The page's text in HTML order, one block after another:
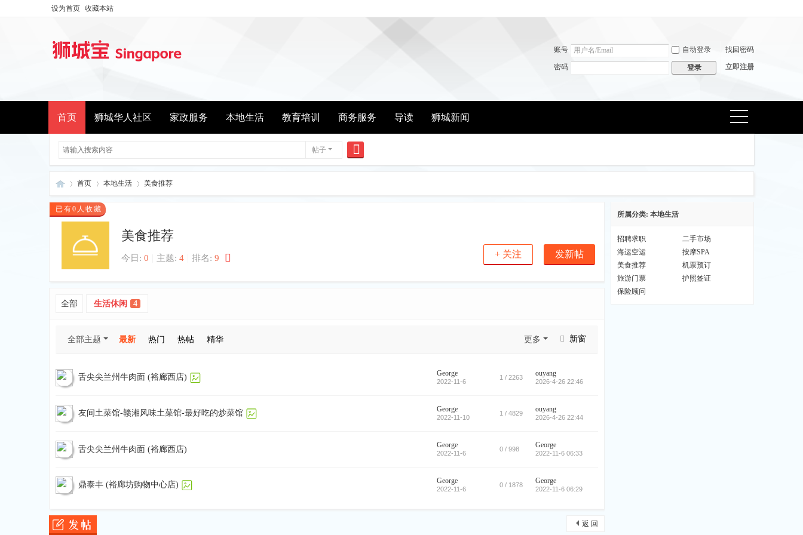
设为首页 收藏本站
账号 自动登录 找回密码
密码 登录 立即注册
首页 狮城华人社区 家政服务 本地生活 教育培训 商务服务 导读 狮城新闻
帖子
搜
首页 本地生活
›
美食推荐
美食推荐
已有0人收藏
今日: 0 主题: 4 排名: 9 + 关注 发新帖
全部 生活休闲 4
新窗
全部主题 最新 热门 热帖 精华 更多
舌尖尖兰州牛肉面 (裕廊西店) George
2022-11-6
1 / 2263 ouyang
2026-4-26 22:46
友间土菜馆-赣湘风味土菜馆-最好吃的炒菜馆 George
2022-11-10
1 / 4829 ouyang
2026-4-26 22:44
舌尖尖兰州牛肉面 (裕廊西店) George
2022-11-6
0 / 998 George
2022-11-6 06:33
鼎泰丰 (裕廊坊购物中心店) George
2022-11-6
0 / 1878 George
2022-11-6 06:29
返 回
所属分类: 本地生活
招聘求职
二手市场
海运空运
按摩SPA
美食推荐
机票预订
旅游门票
护照签证
保险顾问